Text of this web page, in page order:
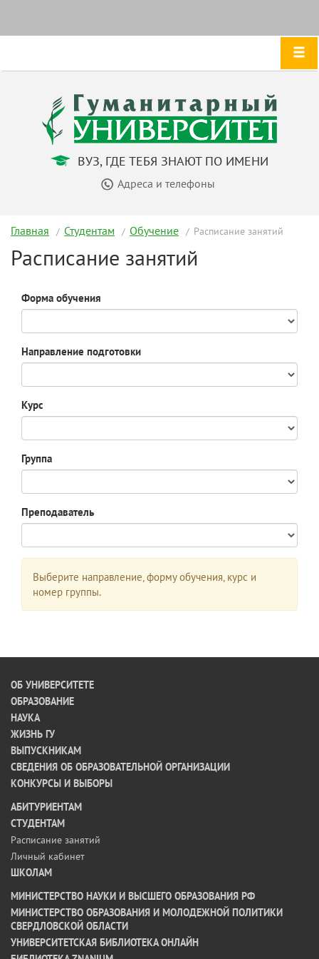
ВУЗ, ГДЕ ТЕБЯ ЗНАЮТ ПО ИМЕНИ
Адреса и телефоны
Главная Студентам Обучение Расписание занятий
Расписание занятий
Форма обучения
Направление подготовки
Курс
Группа
Преподаватель
Выберите направление, форму обучения, курс и
номер группы.
ОБ УНИВЕРСИТЕТЕ
ОБРАЗОВАНИЕ
НАУКА
ЖИЗНЬ ГУ
ВЫПУСКНИКАМ
СВЕДЕНИЯ ОБ ОБРАЗОВАТЕЛЬНОЙ ОРГАНИЗАЦИИ
КОНКУРСЫ И ВЫБОРЫ
АБИТУРИЕНТАМ
СТУДЕНТАМ
Расписание занятий
Личный кабинет
ШКОЛАМ
МИНИСТЕРСТВО НАУКИ И ВЫСШЕГО ОБРАЗОВАНИЯ РФ
МИНИСТЕРСТВО ОБРАЗОВАНИЯ И МОЛОДЕЖНОЙ ПОЛИТИКИ
СВЕРДЛОВСКОЙ ОБЛАСТИ
УНИВЕРСИТЕТСКАЯ БИБЛИОТЕКА ОНЛАЙН